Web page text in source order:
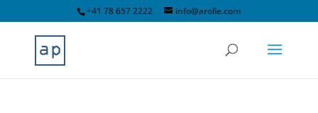
+41 78 657 2222 info@arolle.com